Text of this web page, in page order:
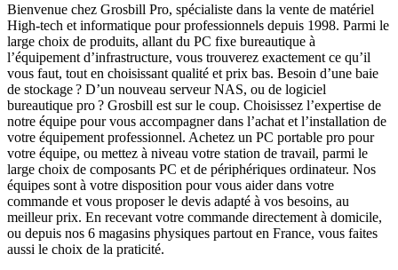
Bienvenue chez Grosbill Pro, spécialiste dans la vente de matériel
High-tech et informatique pour professionnels depuis 1998. Parmi le
large choix de produits, allant du PC fixe bureautique à
l’équipement d’infrastructure, vous trouverez exactement ce qu’il
vous faut, tout en choisissant qualité et prix bas. Besoin d’une baie
de stockage ? D’un nouveau serveur NAS, ou de logiciel
bureautique pro ? Grosbill est sur le coup. Choisissez l’expertise de
notre équipe pour vous accompagner dans l’achat et l’installation de
votre équipement professionnel. Achetez un PC portable pro pour
votre équipe, ou mettez à niveau votre station de travail, parmi le
large choix de composants PC et de périphériques ordinateur. Nos
équipes sont à votre disposition pour vous aider dans votre
commande et vous proposer le devis adapté à vos besoins, au
meilleur prix. En recevant votre commande directement à domicile,
ou depuis nos 6 magasins physiques partout en France, vous faites
aussi le choix de la praticité.